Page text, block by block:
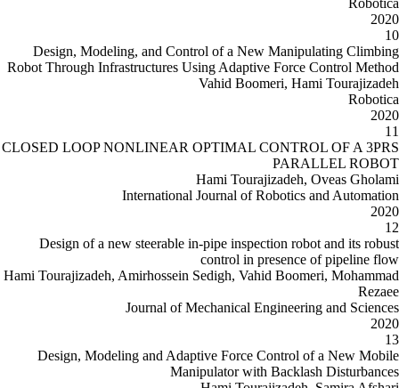
Design, Modeling, and Control
Robot Through Infrastructures
CLOSED LOOP NONLINEAR
International
Design of a new steerable in-
Hami Tourajizadeh, Amirhossein
Journal of
Design, Modeling and